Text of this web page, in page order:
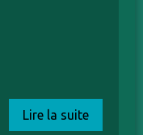
Lire la suite